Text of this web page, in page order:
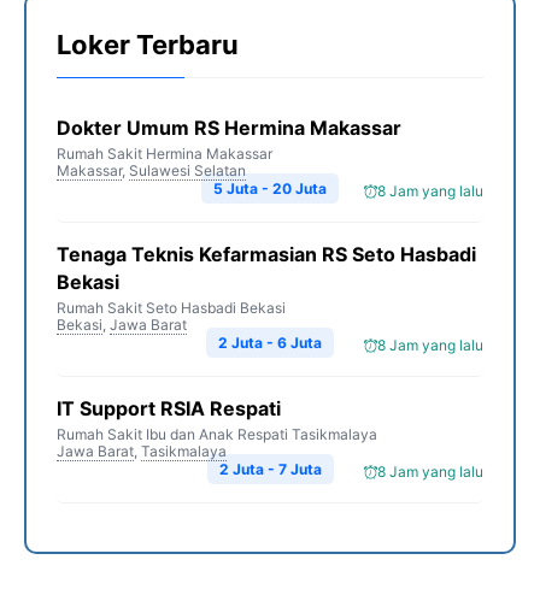
Loker Terbaru
Dokter Umum RS Hermina Makassar
Rumah Sakit Hermina Makassar
Makassar, Sulawesi Selatan
8 Jam yang lalu
5 Juta - 20 Juta
Tenaga Teknis Kefarmasian RS Seto Hasbadi
Bekasi
Rumah Sakit Seto Hasbadi Bekasi
Bekasi, Jawa Barat
8 Jam yang lalu
2 Juta - 6 Juta
IT Support RSIA Respati
Rumah Sakit Ibu dan Anak Respati Tasikmalaya
Jawa Barat, Tasikmalaya
8 Jam yang lalu
2 Juta - 7 Juta